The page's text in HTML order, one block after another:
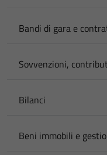
Bandi di gara e
Sovvenzioni,
Bilanci
Beni immobili e